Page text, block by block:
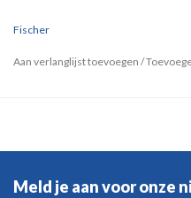
Fischer
Aan verlanglijst toevoegen /
Meld je aan voor onze